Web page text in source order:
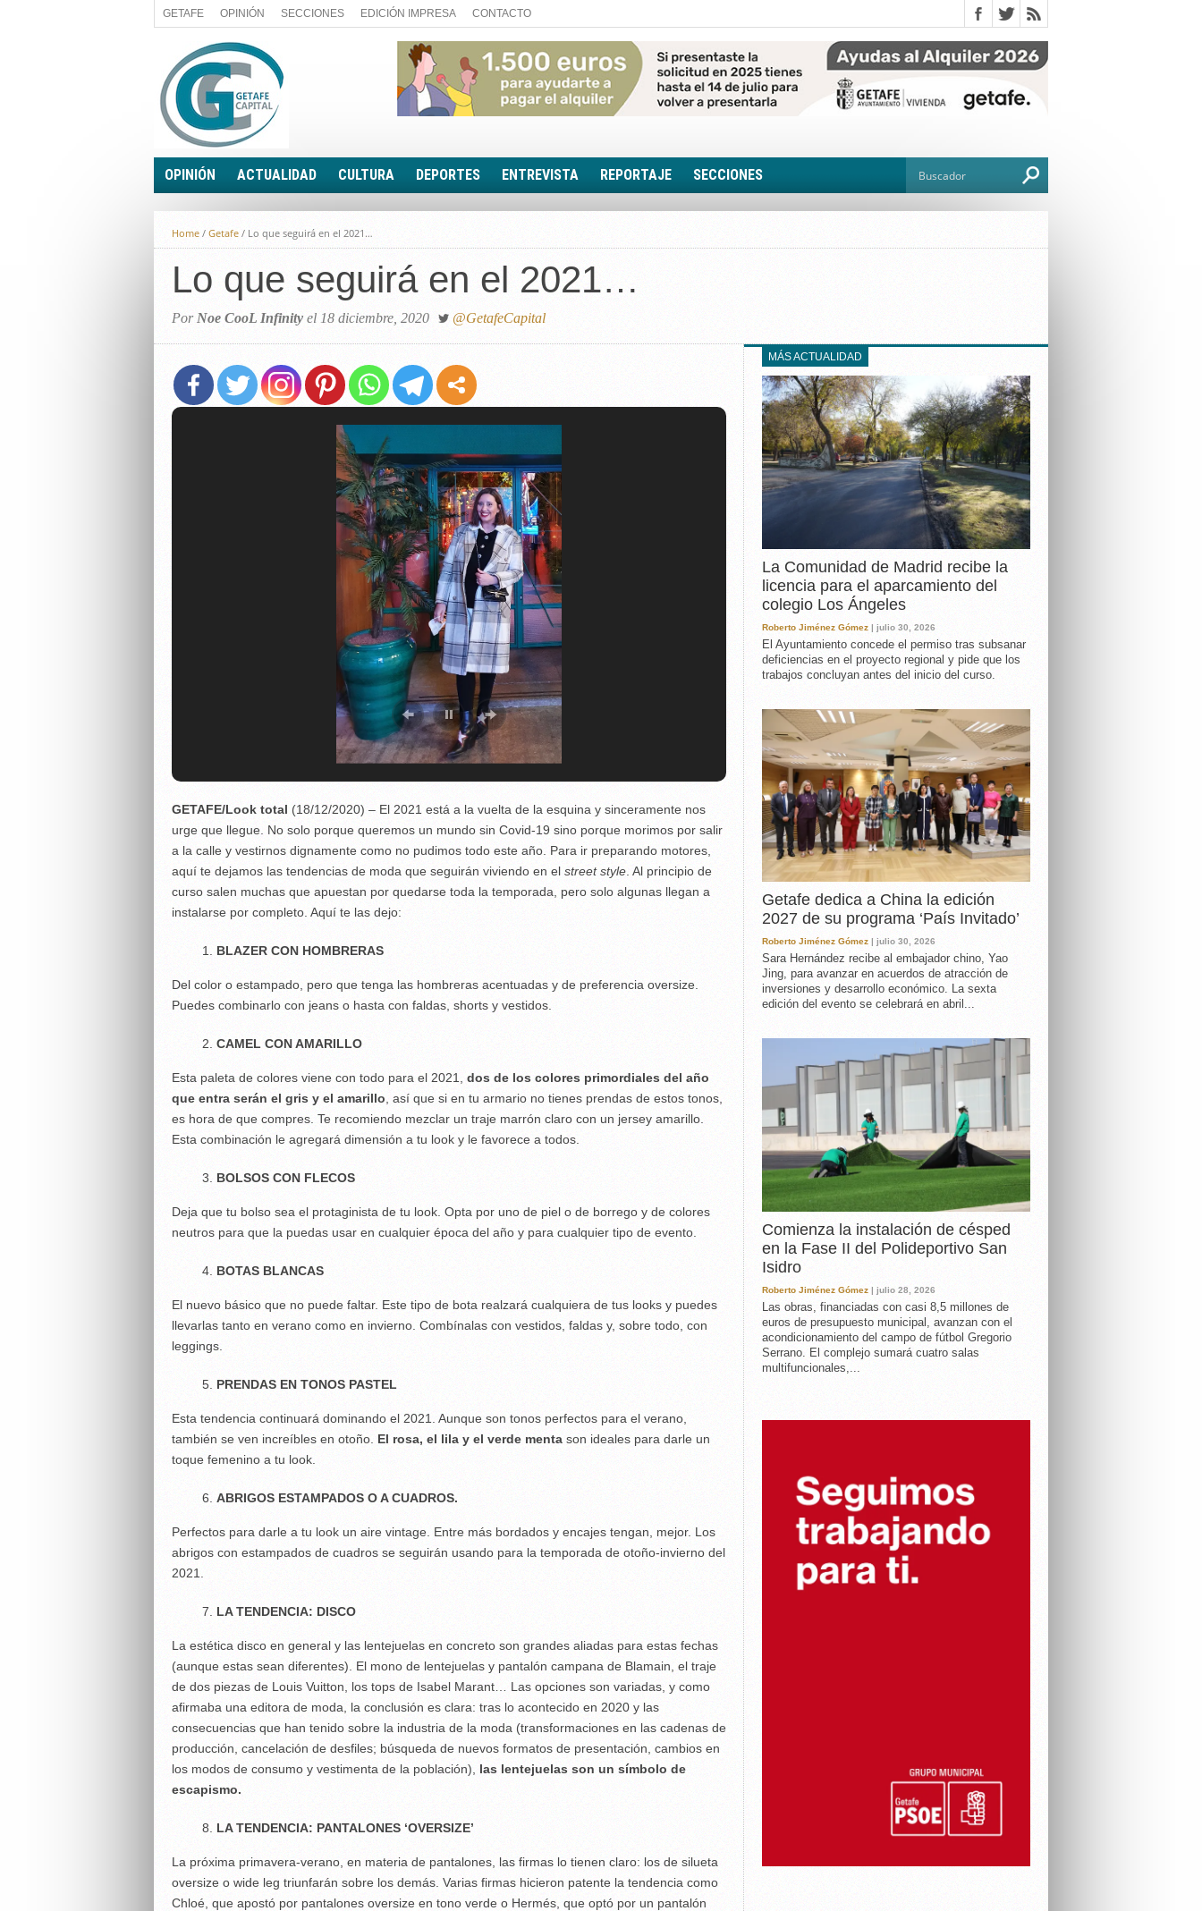
GETAFE OPINIÓN SECCIONES EDICIÓN IMPRESA CONTACTO
OPINIÓN
A FIN DE CUENTAS
PALABRA DE CONCEJAL
LA PIEDRA DE SÍSIFO
EL SACAPUNTAS
TODAS LAS BANDERAS
ROTAS
ACTUALIDAD
POLÍTICA
ECONOMÍA
BREVES
CULTURA DEPORTES ENTREVISTA REPORTAJE SECCIONES
FOTONOTICIA
RUTA DE LA MEMORIA
LA VOZ DE LA
EXPERIENCIA
IN MEMORIAM
MEMORIA RECUPERADA
UN MINUTO EN EL
Home / Getafe / Lo que seguirá en el 2021…
Lo que seguirá en el 2021…
Por Noe CooL Infinity el 18 diciembre, 2020 @GetafeCapital
GETAFE/Look total (18/12/2020) – El 2021 está a la vuelta de la esquina y sinceramente nos
urge que llegue. No solo porque queremos un mundo sin Covid-19 sino porque morimos por salir
a la calle y vestirnos dignamente como no pudimos todo este año. Para ir preparando motores,
aquí te dejamos las tendencias de moda que seguirán viviendo en el street style . Al principio de
curso salen muchas que apuestan por quedarse toda la temporada, pero solo algunas llegan a
instalarse por completo. Aquí te las dejo:
BLAZER CON HOMBRERAS
Del color o estampado, pero que tenga las hombreras acentuadas y de preferencia oversize.
Puedes combinarlo con jeans o hasta con faldas, shorts y vestidos.
CAMEL CON AMARILLO
Esta paleta de colores viene con todo para el 2021, dos de los colores primordiales del año
que entra serán el gris y el amarillo , así que si en tu armario no tienes prendas de estos tonos,
es hora de que compres. Te recomiendo mezclar un traje marrón claro con un jersey amarillo.
Esta combinación le agregará dimensión a tu look y le favorece a todos.
BOLSOS CON FLECOS
Deja que tu bolso sea el protaginista de tu look. Opta por uno de piel o de borrego y de colores
neutros para que la puedas usar en cualquier época del año y para cualquier tipo de evento.
BOTAS BLANCAS
El nuevo básico que no puede faltar. Este tipo de bota realzará cualquiera de tus looks y puedes
llevarlas tanto en verano como en invierno. Combínalas con vestidos, faldas y, sobre todo, con
leggings.
PRENDAS EN TONOS PASTEL
Esta tendencia continuará dominando el 2021. Aunque son tonos perfectos para el verano,
también se ven increíbles en otoño. El rosa, el lila y el verde menta son ideales para darle un
toque femenino a tu look.
ABRIGOS ESTAMPADOS O A CUADROS.
Perfectos para darle a tu look un aire vintage. Entre más bordados y encajes tengan, mejor. Los
abrigos con estampados de cuadros se seguirán usando para la temporada de otoño-invierno del
2021.
LA TENDENCIA: DISCO
La estética disco en general y las lentejuelas en concreto son grandes aliadas para estas fechas
(aunque estas sean diferentes). El mono de lentejuelas y pantalón campana de Blamain, el traje
de dos piezas de Louis Vuitton, los tops de Isabel Marant… Las opciones son variadas, y como
afirmaba una editora de moda, la conclusión es clara: tras lo acontecido en 2020 y las
consecuencias que han tenido sobre la industria de la moda (transformaciones en las cadenas de
producción, cancelación de desfiles; búsqueda de nuevos formatos de presentación, cambios en
los modos de consumo y vestimenta de la población),
las lentejuelas son un símbolo de
escapismo.
LA TENDENCIA: PANTALONES ‘OVERSIZE’
La próxima primavera-verano, en materia de pantalones, las firmas lo tienen claro: los de silueta
oversize o wide leg triunfarán sobre los demás. Varias firmas hicieron patente la tendencia como
Chloé, que apostó por pantalones oversize en tono verde o Hermés, que optó por un pantalón
MÁS ACTUALIDAD
La Comunidad de Madrid recibe la
licencia para el aparcamiento del
colegio Los Ángeles
Roberto Jiménez Gómez | julio 30, 2026
El Ayuntamiento concede el permiso tras subsanar
deficiencias en el proyecto regional y pide que los
trabajos concluyan antes del inicio del curso.
Getafe dedica a China la edición
2027 de su programa ‘País Invitado’
Roberto Jiménez Gómez | julio 30, 2026
Sara Hernández recibe al embajador chino, Yao
Jing, para avanzar en acuerdos de atracción de
inversiones y desarrollo económico. La sexta
edición del evento se celebrará en abril...
Comienza la instalación de césped
en la Fase II del Polideportivo San
Isidro
Roberto Jiménez Gómez | julio 28, 2026
Las obras, financiadas con casi 8,5 millones de
euros de presupuesto municipal, avanzan con el
acondicionamiento del campo de fútbol Gregorio
Serrano. El complejo sumará cuatro salas
multifuncionales,...